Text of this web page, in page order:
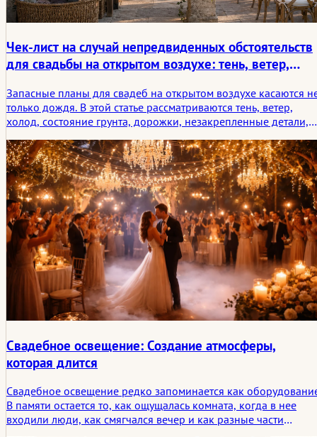
Чек-лист на случай непредвиденных обстоятельств
для свадьбы на открытом воздухе: тень, ветер,
Запасные планы для свадеб на открытом воздухе касаются
только дождя. В этой статье рассматриваются тень, ветер,
холод, состояние грунта, дорожки, незакрепленные детали,
определяют то, каким запомнится торжество на открытом
воздухе.
Свадебное освещение: Создание атмосферы,
которая длится
Свадебное освещение редко запоминается как
В памяти остается то, как ощущалась комната, когда в нее
входили люди, как смягчался вечер и как разные части